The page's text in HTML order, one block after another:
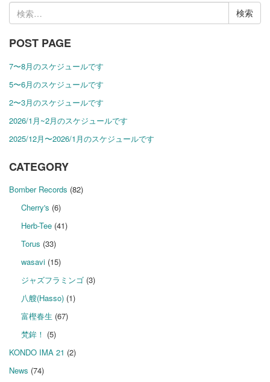
検
索:
POST PAGE
7〜8月のスケジュールです
5〜6月のスケジュールです
2〜3月のスケジュールです
2026/1月~2月のスケジュールです
2025/12月〜2026/1月のスケジュールです
CATEGORY
Bomber Records (82)
Cherry's (6)
Herb-Tee(41)
Torus (33)
wasavi(15)
ジャズフラミンゴ(3)
八艘(Hasso)(1)
富樫春生 (67)
梵鉾！ (5)
KONDO IMA 21 (2)
News (74)